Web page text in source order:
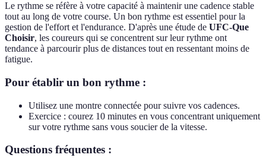
Le rythme se réfère à votre capacité à maintenir une cadence stable
tout au long de votre course. Un bon rythme est essentiel pour la
gestion de l'effort et l'endurance. D'après une étude de UFC-Que
Choisir, les coureurs qui se concentrent sur leur rythme ont
tendance à parcourir plus de distances tout en ressentant moins de
fatigue.
Pour établir un bon rythme :
Utilisez une montre connectée pour suivre vos cadences.
Exercice : courez 10 minutes en vous concentrant uniquement
sur votre rythme sans vous soucier de la vitesse.
Questions fréquentes :